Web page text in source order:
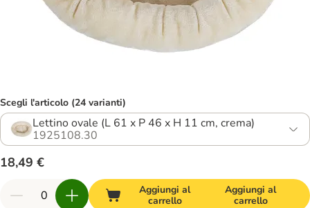
Scegli l'articolo (24 varianti)
Lettino ovale (L 61 x P 46 x H 11 cm, crema)
1925108.30
18,49 €
Aggiungi al
carrello
Aggiungi al
carrello